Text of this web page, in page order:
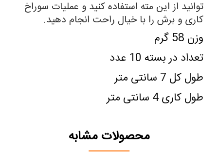
توانید از این مته استفاده کنید و عملیات سوراخ
کاری و برش را با خیال راحت انجام دهید.
وزن 58 گرم
تعداد در بسته 10 عدد
طول کل 7 سانتی متر
طول کاری 4 سانتی متر
محصولات مشابه